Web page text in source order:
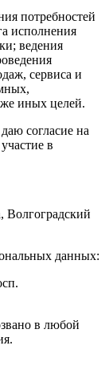
потребностей
исполнения
ведения
сервиса и
иных целей.
согласие на
в
Волгоградский
данных:
в любой